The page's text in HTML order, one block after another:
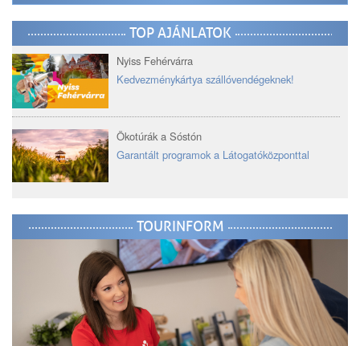
TOP AJÁNLATOK
Nyiss Fehérvárra
Kedvezménykártya szállóvendégeknek!
Ökotúrák a Sóstón
Garantált programok a Látogatóközponttal
TOURINFORM